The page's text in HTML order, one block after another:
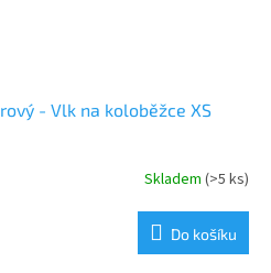
- Vlk na koloběžce XS
Skladem(>5 ks)
Do košíku